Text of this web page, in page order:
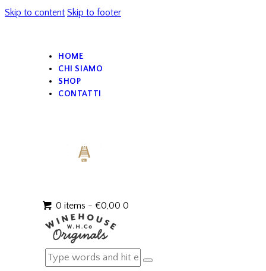
Skip to content Skip to footer
HOME
CHI SIAMO
SHOP
CONTATTI
0 items - €0,00 0